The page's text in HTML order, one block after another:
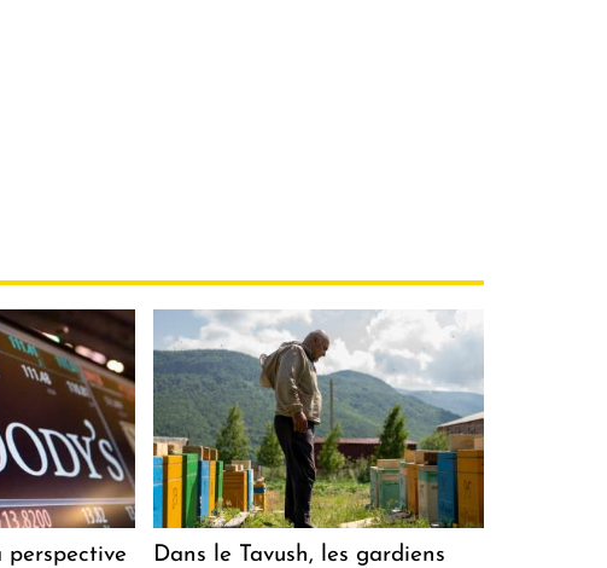
perspective
Dans le Tavush, les gardiens